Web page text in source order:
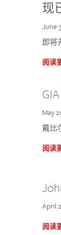
现
June
即将
阅读
May
戴比
阅读
April
阅读